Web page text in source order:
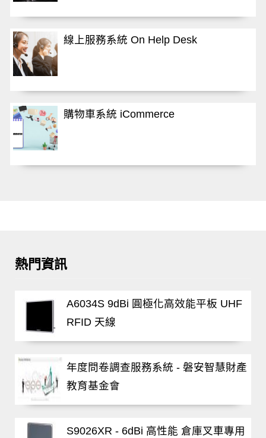
線上服務系統 On Help Desk
購物車系統 iCommerce
熱門資訊
A6034S 9dBi 圓極化高效能平板 UHF
RFID 天線
年度問卷調查服務系統 - 磐安智慧財產
教育基金會
S9026XR - 6dBi 高性能 倉庫叉車專用